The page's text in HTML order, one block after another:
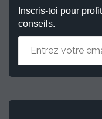
Inscris-toi pour
conseils.